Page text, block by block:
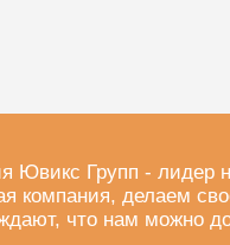
Ювикс Групп - лидер
компания, делаем
что нам можно